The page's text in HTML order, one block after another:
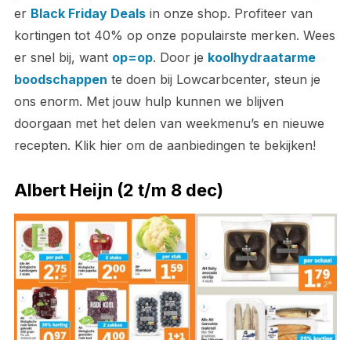
er Black Friday Dealsin onze shop. Profiteer van
kortingen tot 40% op onze populairste merken. Wees
er snel bij, want op=op. Door je koolhydraatarme
boodschappen te doen bij Lowcarbcenter, steun je
ons enorm. Met jouw hulp kunnen we blijven
doorgaan met het delen van weekmenu’s en nieuwe
recepten. Klik hier om de aanbiedingen te bekijken!
Albert Heijn (2 t/m 8 dec)